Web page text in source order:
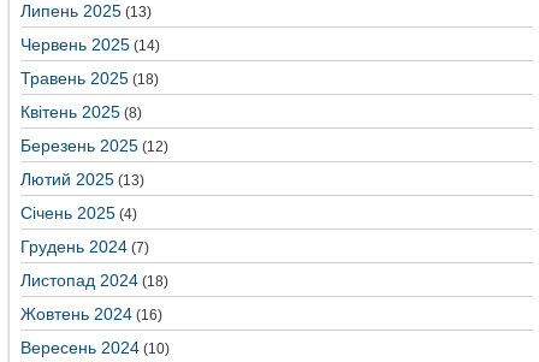
Липень 2025 (13)
Червень 2025 (14)
Травень 2025 (18)
Квітень 2025 (8)
Березень 2025 (12)
Лютий 2025 (13)
Січень 2025 (4)
Грудень 2024 (7)
Листопад 2024 (18)
Жовтень 2024 (16)
Вересень 2024 (10)